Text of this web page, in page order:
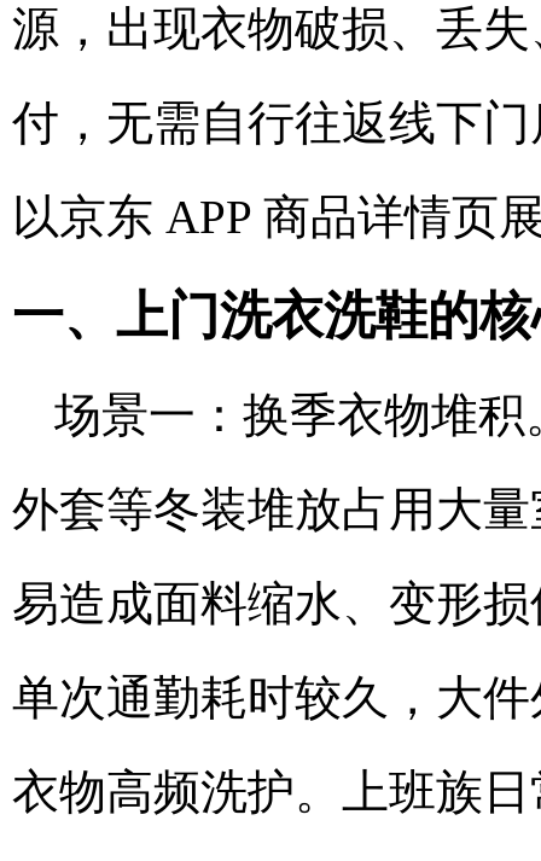
源，出现衣物破损、丢
付，无需自行往返线下
以京东 APP 商品详情页
一、上门洗衣洗鞋的
场景一：换季衣物堆
外套等冬装堆放占用大
易造成面料缩水、变形
单次通勤耗时较久，大
衣物高频洗护。上班族